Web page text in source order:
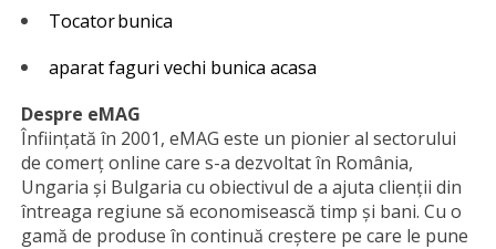
Tocator bunica
aparat faguri vechi bunica acasa
Despre eMAG
Înființată în 2001, eMAG este un pionier al sectorului
de comerţ online care s-a dezvoltat în România,
Ungaria și Bulgaria cu obiectivul de a ajuta clienții din
întreaga regiune să economisească timp și bani. Cu o
gamă de produse în continuă creștere pe care le pune